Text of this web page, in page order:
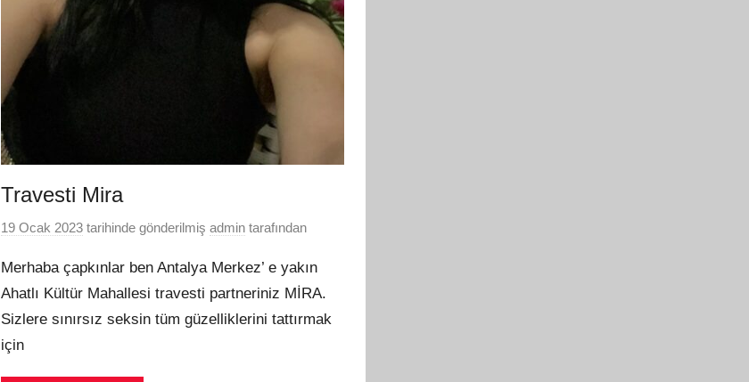
Travesti Mira
19 Ocak 2023 tarihinde gönderilmiş admin tarafından
Merhaba çapkınlar ben Antalya Merkez’ e yakın
Ahatlı Kültür Mahallesi travesti partneriniz MİRA.
Sizlere sınırsız seksin tüm güzelliklerini tattırmak
için